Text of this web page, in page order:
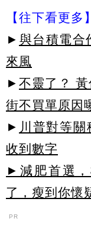
【往下看更多】
► 與台積電合
來風
► 不靈了？
街不買單原因
► 川普對等
收到數字
►減肥首選
了，瘦到你懷
PR